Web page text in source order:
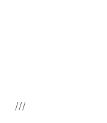
///